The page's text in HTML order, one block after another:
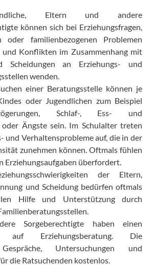
Eltern und andere
können sich bei Erziehungsfragen,
oder familienbezogenen Problemen
und Konflikten im Zusammenhang mit
Scheidungen an Erziehungs- und
wenden.
einer Beratungsstelle können je
oder Jugendlichen zum Beispiel
Schlaf-, Ess- und
oder Ängste sein. Im Schulalter treten
und Verhaltensprobleme auf, die in der
zunehmen können. Oftmals fühlen
Erziehungsaufgaben überfordert.
der Eltern,
und Scheidung bedürfen oftmals
Hilfe und Unterstützung durch
Sorgeberechtigte haben einen
auf Erziehungsberatung. Die
Untersuchungen und
die Ratsuchenden kostenlos.